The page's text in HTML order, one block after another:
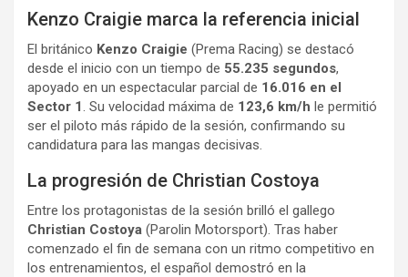
Kenzo Craigie marca la referencia inicial
El británico Kenzo Craigie (Prema Racing) se destacó
desde el inicio con un tiempo de 55.235 segundos,
apoyado en un espectacular parcial de 16.016 en el
Sector 1. Su velocidad máxima de 123,6 km/h le permitió
ser el piloto más rápido de la sesión, confirmando su
candidatura para las mangas decisivas.
La progresión de Christian Costoya
Entre los protagonistas de la sesión brilló el gallego
Christian Costoya (Parolin Motorsport). Tras haber
comenzado el fin de semana con un ritmo competitivo en
los entrenamientos, el español demostró en la